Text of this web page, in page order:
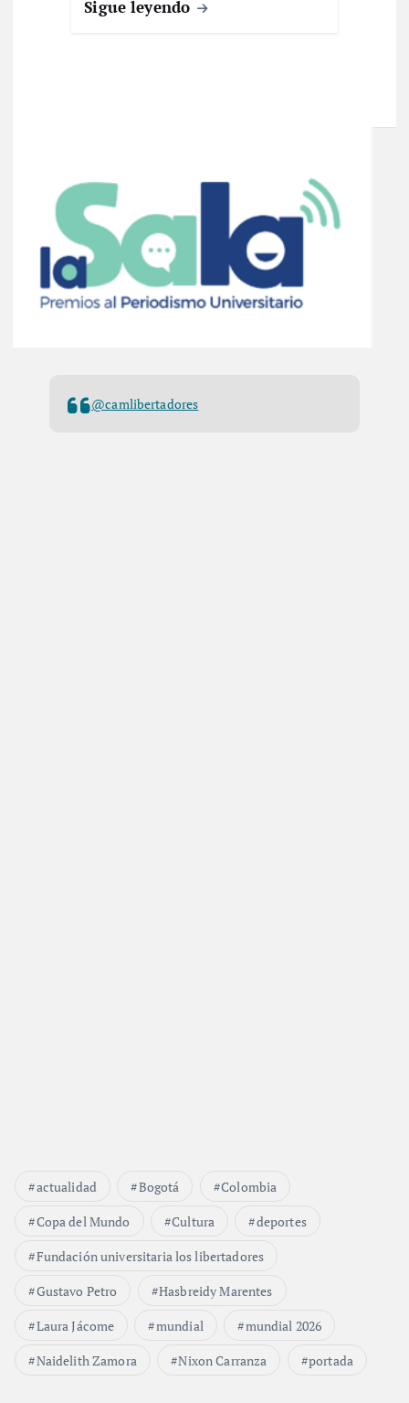
Sigue leyendo
@camlibertadores
actualidad Bogotá
Colombia
Copa del Mundo
Cultura
deportes
Fundación universitaria los libertadores
Gustavo Petro
Hasbreidy Marentes
Laura Jácome
mundial
mundial 2026
Naidelith Zamora
Nixon Carranza portada